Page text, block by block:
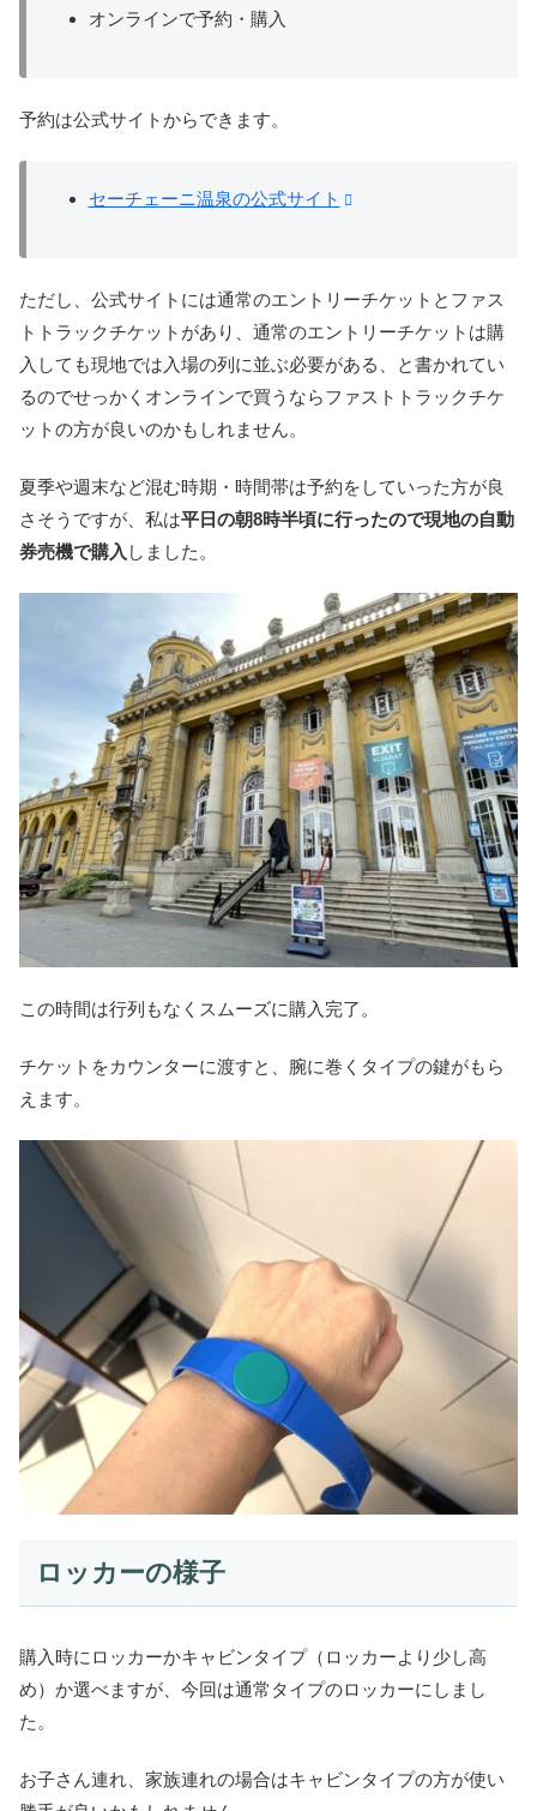
オンラインで予約・購入
予約は公式サイトからできます。
セーチェーニ温泉の公式サイト
ただし、公式サイトには通常のエントリーチケットとファス
トトラックチケットがあり、通常のエントリーチケットは購
入しても現地では入場の列に並ぶ必要がある、と書かれてい
るのでせっかくオンラインで買うならファストトラックチケ
ットの方が良いのかもしれません。
夏季や週末など混む時期・時間帯は予約をしていった方が良
さそうですが、私は平日の朝8時半頃に行ったので現地の自動
券売機で購入 しました。
この時間は行列もなくスムーズに購入完了。
チケットをカウンターに渡すと、腕に巻くタイプの鍵がもら
えます。
ロッカーの様子
購入時にロッカーかキャビンタイプ（ロッカーより少し高
め）か選べますが、今回は通常タイプのロッカーにしまし
た。
お子さん連れ、家族連れの場合はキャビンタイプの方が使い